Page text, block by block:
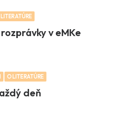
v eMKe
O LITERATÚRE
deň